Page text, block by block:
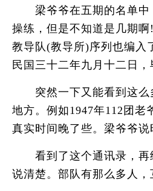
梁爷爷在五期的名单中，
操练，但是不知道是几期
教导队(教导所)序列也编入
民国三十二年九月十二日
突然一下又能看到这么多
地方。例如1947年112团
真实时间晚了些。梁爷爷
看到了这个通讯录，再结
说清楚。部队有那么多人